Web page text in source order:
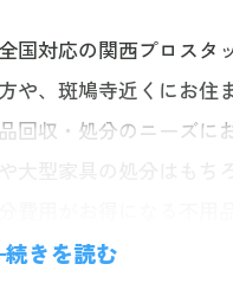
国対応の関西プロスタ
や、斑鳩寺近くにお住
回収・処分のニーズに
が迅速丁寧に対応し
続きを読む